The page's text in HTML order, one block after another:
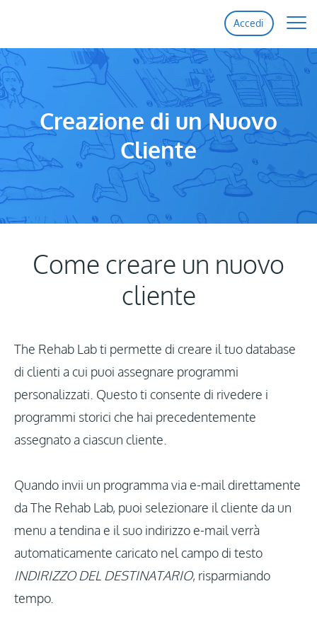
Home
Funzionalità
Prezzi
Supporto
Accedi
Aggiornamenti
Accedi
Creazione di un Nuovo
Cliente
Come creare un nuovo
cliente
The Rehab Lab ti permette di creare il tuo database
di clienti a cui puoi assegnare programmi
personalizzati. Questo ti consente di rivedere i
programmi storici che hai precedentemente
assegnato a ciascun cliente.
Quando invii un programma via e-mail direttamente
da The Rehab Lab, puoi selezionare il cliente da un
menu a tendina e il suo indirizzo e-mail verrà
automaticamente caricato nel campo di testo
INDIRIZZO DEL DESTINATARIO, risparmiando
tempo.